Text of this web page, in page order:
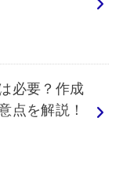
必要？作成
点を解説！